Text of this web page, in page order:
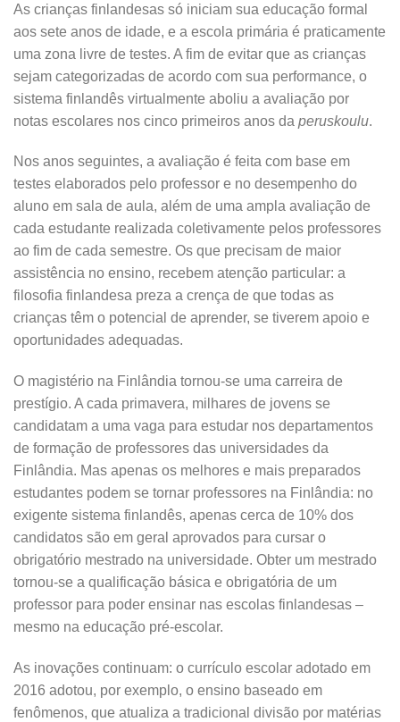
As crianças finlandesas só iniciam sua educação formal
aos sete anos de idade, e a escola primária é praticamente
uma zona livre de testes. A fim de evitar que as crianças
sejam categorizadas de acordo com sua performance, o
sistema finlandês virtualmente aboliu a avaliação por
notas escolares nos cinco primeiros anos da peruskoulu.
Nos anos seguintes, a avaliação é feita com base em
testes elaborados pelo professor e no desempenho do
aluno em sala de aula, além de uma ampla avaliação de
cada estudante realizada coletivamente pelos professores
ao fim de cada semestre. Os que precisam de maior
assistência no ensino, recebem atenção particular: a
filosofia finlandesa preza a crença de que todas as
crianças têm o potencial de aprender, se tiverem apoio e
oportunidades adequadas.
O magistério na Finlândia tornou-se uma carreira de
prestígio. A cada primavera, milhares de jovens se
candidatam a uma vaga para estudar nos departamentos
de formação de professores das universidades da
Finlândia. Mas apenas os melhores e mais preparados
estudantes podem se tornar professores na Finlândia: no
exigente sistema finlandês, apenas cerca de 10% dos
candidatos são em geral aprovados para cursar o
obrigatório mestrado na universidade. Obter um mestrado
tornou-se a qualificação básica e obrigatória de um
professor para poder ensinar nas escolas finlandesas –
mesmo na educação pré-escolar.
As inovações continuam: o currículo escolar adotado em
2016 adotou, por exemplo, o ensino baseado em
fenômenos, que atualiza a tradicional divisão por matérias